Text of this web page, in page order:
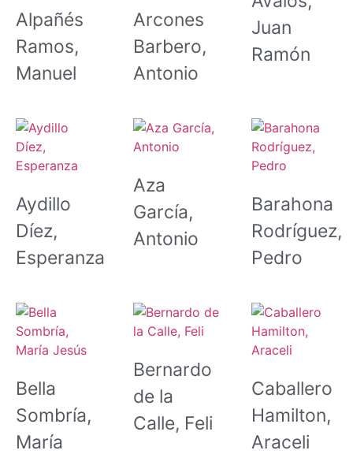
Alpañés
Ramos,
Manuel
Arcones
Barbero,
Antonio
Juan
Ramón
Aydillo
Díez,
Esperanza
Aza
García,
Antonio
Barahona
Rodríguez,
Pedro
Bella
Sombría,
María
Bernardo
de la
Calle, Feli
Caballero
Hamilton,
Araceli